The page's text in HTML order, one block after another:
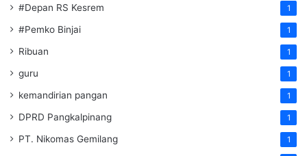
#Depan RS Kesrem 1
#Pemko Binjai 1
Ribuan 1
guru 1
kemandirian pangan 1
DPRD Pangkalpinang 1
PT. Nikomas Gemilang 1